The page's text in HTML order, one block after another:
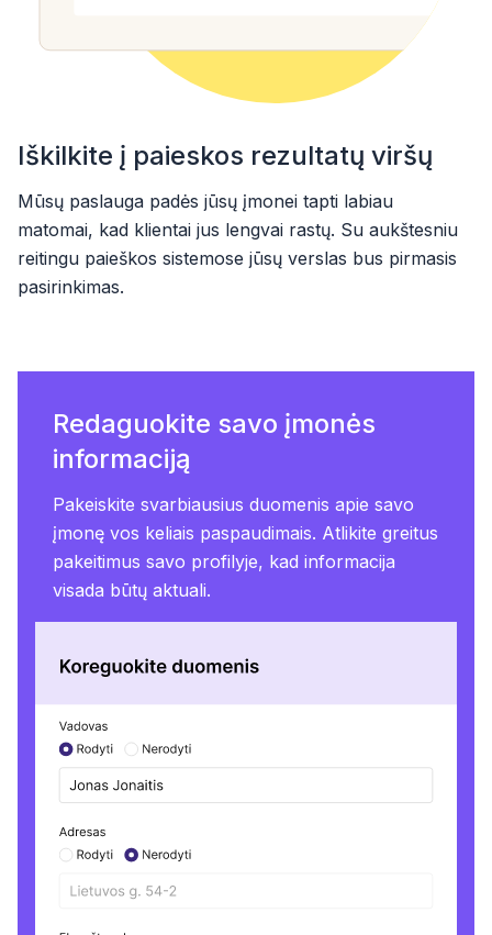
Iškilkite į paieskos rezultatų viršų
Mūsų paslauga padės jūsų įmonei tapti labiau
matomai, kad klientai jus lengvai rastų. Su aukštesniu
reitingu paieškos sistemose jūsų verslas bus pirmasis
pasirinkimas.
Redaguokite savo įmonės
informaciją
Pakeiskite svarbiausius duomenis apie savo
įmonę vos keliais paspaudimais. Atlikite greitus
pakeitimus savo profilyje, kad informacija
visada būtų aktuali.